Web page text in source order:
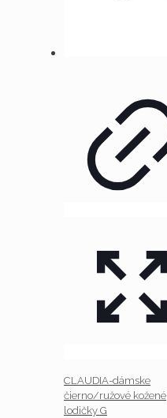
CLAUDIA-dámske
čierno/ružové kožené
lodičky G